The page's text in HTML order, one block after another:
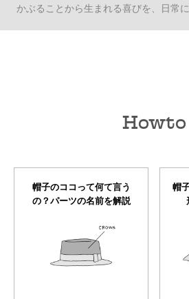
かぶることから生まれる喜びを、日常に
Howto
帽子のココって何て言う
の？パーツの名前を解説
帽